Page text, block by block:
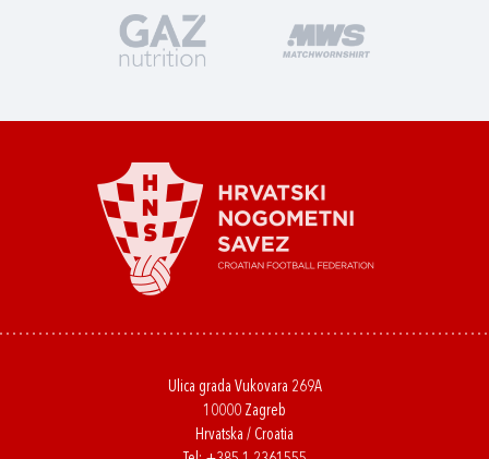
Ulica grada Vukovara 269A
10000 Zagreb
Hrvatska / Croatia